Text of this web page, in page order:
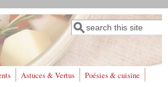
Formulaire de
recherche
Rechercher
Astuces & Vertus
Poésies & cuisine